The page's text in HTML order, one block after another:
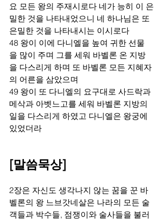
요 모든 왕의 주재시로다 네가 능히 이 은
밀한 것을 나타내었으니 네 하나님은 또
은밀한 것을 나타내시는 이시로다
48 왕이 이에 다니엘을 높여 귀한 선물
을 많이 주며 그를 세워 바벨론 온 지방
을 다스리게 하며 또 바벨론 모든 지혜자
의 어른을 삼았으며
49 왕이 또 다니엘의 요구대로 사드락과
메삭과 아벳느고를 세워 바벨론 지방의
일을 다스리게 하였고 다니엘은 왕궁에
있었더라
[말씀묵상]
2장은 자신도 생각나지 않는 꿈을 꾼 바
벨론의 왕 느브갓네살은 나라의 모든 술
객들과 박수들, 점쟁이와 술사들을 불러